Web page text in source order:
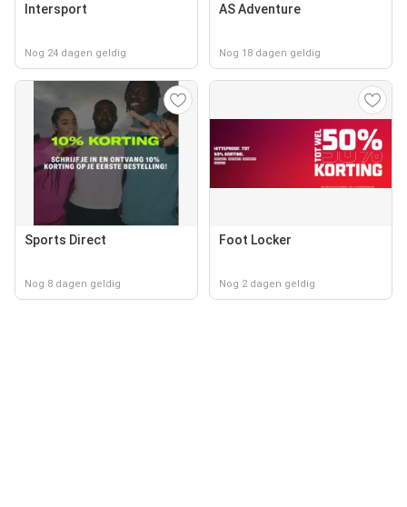
Intersport
Nog 24 dagen geldig
AS Adventure
Nog 18 dagen geldig
Sports Direct
Nog 8 dagen geldig
Foot Locker
Nog 2 dagen geldig